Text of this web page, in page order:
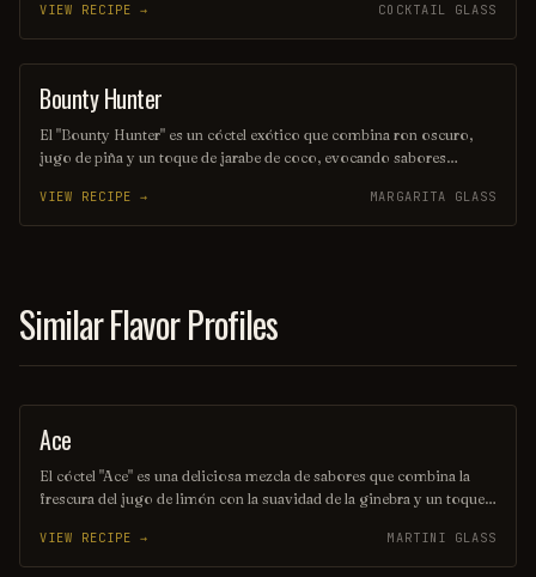
equilibrado, lo convierten en una opción perfecta para quienes
buscan una bebida elegante y sofisticada. Ideal para disfrutar en una
noche especial o como aperitivo antes de una cena.
VIEW RECIPE → COCKTAIL GLASS
COCKTAIL
Bounty Hunter
El "Bounty Hunter" es un cóctel exótico que combina ron oscuro,
jugo de piña y un toque de jarabe de coco, evocando sabores
rodaja de piña y una cereza, este trago es perfecto para aquellos que
buscan una aventura refrescante en cada sorbo. Ideal para disfrutar
VIEW RECIPE → MARGARITA GLASS
Similar Flavor Profiles
COCKTAIL
Ace
El cóctel "Ace" es una deliciosa mezcla de sabores que combina la
frescura del jugo de limón con la suavidad de la ginebra y un toque
de menta, es la bebida perfecta para disfrutar en una tarde soleada.
Su equilibrio entre lo ácido y lo dulce lo convierte en un verdadero
VIEW RECIPE → MARTINI GLASS